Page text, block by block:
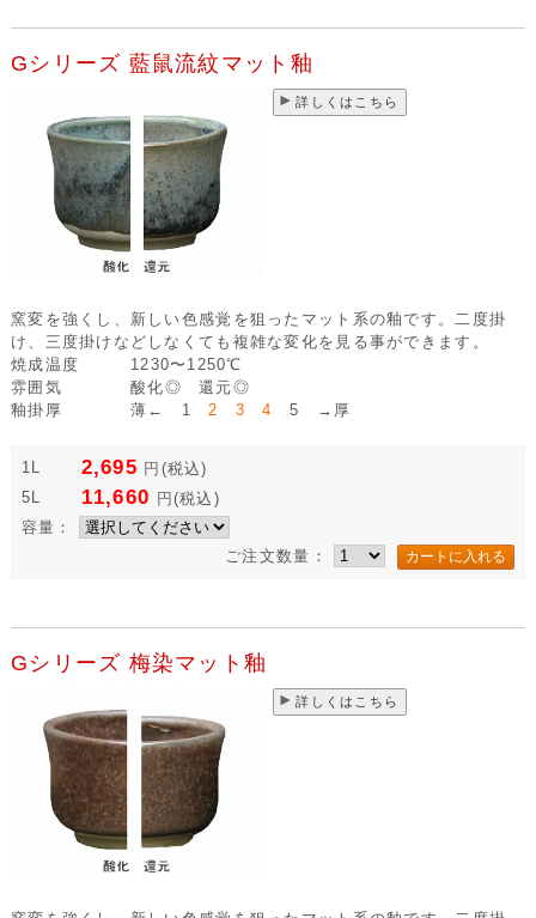
Gシリーズ 藍鼠流紋マット釉
詳しくはこちら
窯変を強くし、新しい色感覚を狙ったマット系の釉です。二度掛
け、三度掛けなどしなくても複雑な変化を見る事ができます。
焼成温度
1230〜1250℃
雰囲気
酸化◎ 還元◎
釉掛厚
薄← 1 2 3 4 5 →厚
1L 2,695 円 (税込)
5L
11,660 円(税込)
容量：
ご注文数量：
Gシリーズ 梅染マット釉
詳しくはこちら